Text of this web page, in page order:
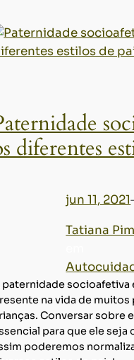
diferentes
jun 11, 2021
Tatiana
paternidade socioafetiva
na vida de muitos
Conversar sobre
para que ele
poderemos